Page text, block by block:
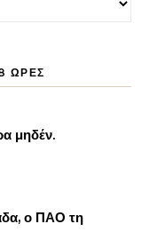
ΏΡΕΣ
μηδέν.
ο ΠΑΟ τη